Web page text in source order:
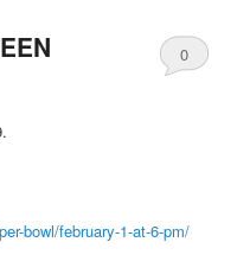
0
bowl/february-1-at-6-pm/